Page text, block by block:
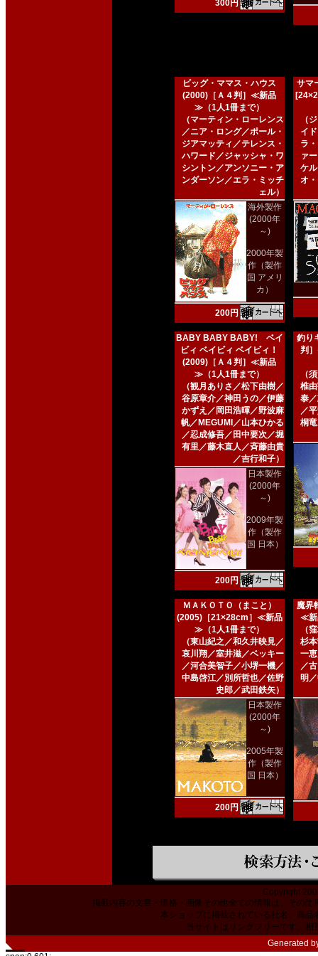
300円
ビッグ・ママス・ハウス
(2000)［Ａ４判］≪新品
≫（1人1冊まで）
（マーティン・ローレンス
／ニア・ロング／ポール・
ジアマッティ／テレンス・
ハワード／ジャッシャ・ワ
シントン／アンソニー・ア
ンダーソン／エラ・ミッチ
ェル）
海外製作
(2000年
～)
2000年製
作（製作
国 アメリ
カ）
200円
サマ
（
イ
ラ
ァ
ケ
オ
BABY BABY BABY! ベイ
ビィ ベイビィ ベイビィ！
(2009)［Ａ４判］≪新品
≫（1人1冊まで）
（観月ありさ／松下由樹／
谷原章介／神田うの／伊藤
かずえ／岡田浩暉／野波麻
帆／MEGUMI／山本ひかる
／忍成修吾／田中要次／堀
有里／藤木直人／斉藤由貴
／吉行和子）
日本製作
(2000年
～)
2009年製
作（製作
国 日本）
200円
釣り
判
（
椎
泰
／
桐
ＭＡＫＯＴＯ（まこと）
(2005)［21×28cm］≪新品
≫（1人1冊まで）
（東山紀之／和久井映見／
哀川翔／室井滋／ベッキー
／河合美智子／小堺一機／
中島啓江／別所哲也／佐野
史郎／武田鉄矢）
日本製作
(2000年
～)
2005年製
作（製作
国 日本）
200円
魔界
≪新
（
杉
一
／
明
Copyright
掲載内容の文章・価格・画像その他全ての情報は、その
本ショップに掲載されている社名、商
当サイトはリンクフリーです。相
Generated